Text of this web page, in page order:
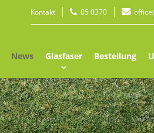
Kontakt 05 0370
News Glasfaser Bestellung